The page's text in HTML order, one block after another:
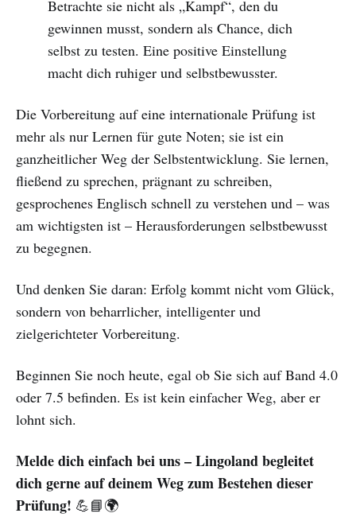
Betrachte sie nicht als „Kampf“, den du
gewinnen musst, sondern als Chance, dich
selbst zu testen. Eine positive Einstellung
macht dich ruhiger und selbstbewusster.
Die Vorbereitung auf eine internationale Prüfung ist
mehr als nur Lernen für gute Noten; sie ist ein
ganzheitlicher Weg der Selbstentwicklung. Sie lernen,
fließend zu sprechen, prägnant zu schreiben,
gesprochenes Englisch schnell zu verstehen und – was
am wichtigsten ist – Herausforderungen selbstbewusst
zu begegnen.
Und denken Sie daran: Erfolg kommt nicht vom Glück,
sondern von beharrlicher, intelligenter und
zielgerichteter Vorbereitung.
Beginnen Sie noch heute, egal ob Sie sich auf Band 4.0
oder 7.5 befinden. Es ist kein einfacher Weg, aber er
lohnt sich.
Melde dich einfach bei uns – Lingoland begleitet
dich gerne auf deinem Weg zum Bestehen dieser
Prüfung! 💪📘🌍